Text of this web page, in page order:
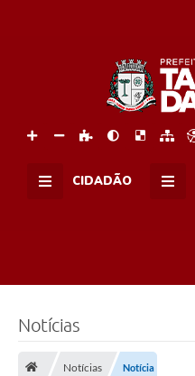
CIDADÃO
Notícias
Notícias Notícia